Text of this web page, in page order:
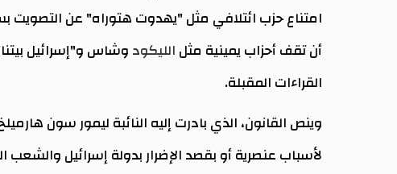
امتناع حزب ائتلافي مثل "يهدوت هتوراه" عن التصويت
أن تقف أحزاب يمينية مثلالليكودوشاس و"إسرائيل
القراءات المقبلة.
وينص القانون، الذي بادرت إليه النائبة ليمور سون
لأسباب عنصرية أو بقصد الإضرار بدولة إسرائيل